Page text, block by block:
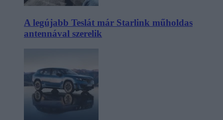
A legújabb Teslát már Starlink műholdas
antennával szerelik